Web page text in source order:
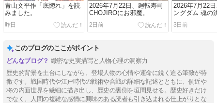
青山文平作「底惚れ」を読
みました。
昨日
2026年7月22日、廻転寿司
CHOJIROにお邪魔。
2日前
2026年7月22
ングダム 魂の
した。
3日前
このブログのここがポイント
緻密な史実描写と人物心理の洞察力
歴史的背景を土台にしながら、登場人物の心情や運命に鋭く迫る筆致が特
徴です。戦国時代や江戸時代の戦術や合戦の詳細な記述とともに、側近や
将の内面世界を繊細に描き出し、歴史の裏側を垣間見せる。歴史好きだけ
でなく、人間の複雑な感情に興味のある読者も引き込まれる仕上がりとな